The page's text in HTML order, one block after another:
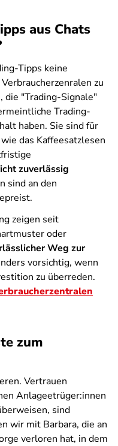
aus Chats
Tipps keine
zu
die "Trading-Signale"
Trading-
haben. Sie sind für
das Kaffeesatzlesen
zuverlässig
sind an den
zeigen seit
oder
Weg zur
vorsichtig, wenn
zu überreden.
zum
Vertrauen
Anlageetrüger:innen
sind
wir mit Barbara, die an
verloren hat, in dem